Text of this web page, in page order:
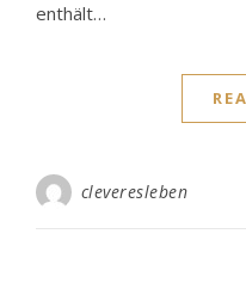
enthält…
cleveresleben